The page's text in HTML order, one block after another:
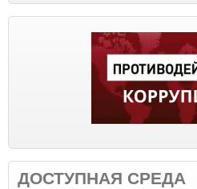
ДОСТУПНАЯ СРЕДА